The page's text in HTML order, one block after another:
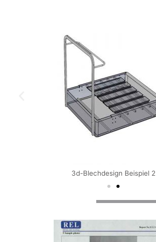
3d-Blechdesign Beispiel 2